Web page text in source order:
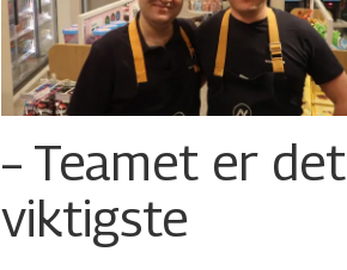
– Teamet er det
viktigste